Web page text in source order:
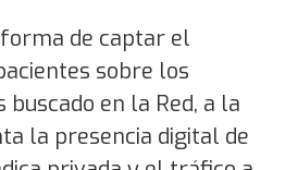
de captar el
sobre los
buscado en la Red, a la
la presencia digital de